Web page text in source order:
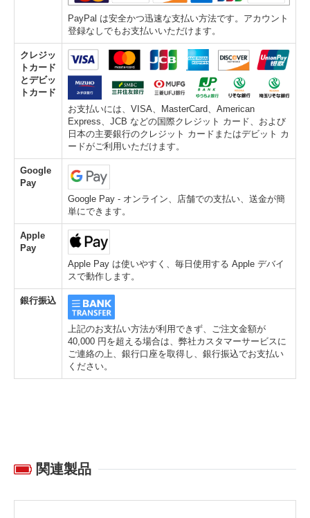
PayPal は安全かつ迅速な支払い方法です。アカウント
登録なしでもお支払いいただけます。
クレジッ
トカード
とデビッ
トカード
お支払いには、VISA、MasterCard、American
Express、JCB などの国際クレジット カード、および
日本の主要銀行のクレジット カードまたはデビット カ
ードがご利用いただけます。
Google
Pay
Google Pay - オンライン、店舗での支払い、送金が簡
単にできます。
Apple
Pay
Apple Pay は使いやすく、毎日使用する Apple デバイ
スで動作します。
銀行振込
上記のお支払い方法が利用できず、ご注文金額が
40,000 円を超える場合は、弊社カスタマーサービスに
ご連絡の上、銀行口座を取得し、銀行振込でお支払い
ください。
関連製品